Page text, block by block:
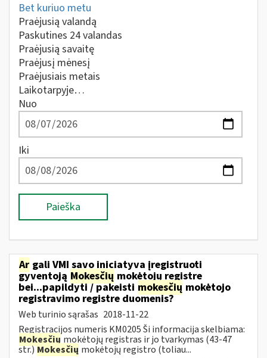
Bet kuriuo metu
Praėjusią valandą
Paskutines 24 valandas
Praėjusią savaitę
Praėjusį mėnesį
Praėjusiais metais
Laikotarpyje…
Nuo
Iki
Paieška
Ar gali VMI savo iniciatyva įregistruoti
gyventoją Mokesčių mokėtojų registre
bei...papildyti / pakeisti mokesčių mokėtojo
registravimo registre duomenis?
Web turinio sąrašas 2018-11-22
Registracijos numeris KM0205 Ši informacija skelbiama:
Mokesčių mokėtojų registras ir jo tvarkymas (43-47
str.)Mokesčių mokėtojų registro (toliau...